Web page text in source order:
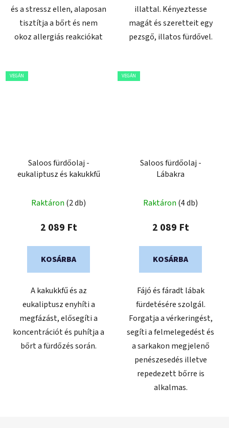
és a stressz ellen, alaposan
tisztítja a bőrt és nem
okoz allergiás reakciókat
illattal. Kényeztesse
magát és szeretteit egy
pezsgő, illatos fürdővel.
VEGÁN
Saloos fürdőolaj -
eukaliptusz és kakukkfű
Raktáron (2 db)
2 089 Ft
KOSÁRBA
A kakukkfű és az
eukaliptusz enyhíti a
megfázást, elősegíti a
koncentrációt és puhítja a
bőrt a fürdőzés során.
VEGÁN
Saloos fürdőolaj -
Lábakra
Raktáron (4 db)
2 089 Ft
KOSÁRBA
Fájó és fáradt lábak
fürdetésére szolgál.
Forgatja a vérkeringést,
segíti a felmelegedést és
a sarkakon megjelenő
penészesedés illetve
repedezett bőrre is
alkalmas.